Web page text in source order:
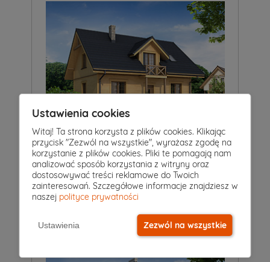
Pokoje5 | Łazienki2 | Garaż0
Projekt domu
ANKA DR-S 5 349 zł
118 m2
Ustawienia cookies
Witaj! Ta strona korzysta z plików cookies. Klikając
przycisk "Zezwól na wszystkie", wyrażasz zgodę na
korzystanie z plików cookies. Pliki te pomagają nam
analizować sposób korzystania z witryny oraz
dostosowywać treści reklamowe do Twoich
zainteresowań. Szczegółowe informacje znajdziesz w
naszej polityce prywatności
Ustawienia Zezwól na wszystkie